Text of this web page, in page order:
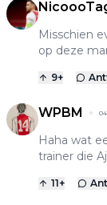
Misschien
op deze
9+
WPBM
Haha wat
trainer die
11+